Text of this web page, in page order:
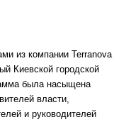
из компании Terranova
Киевской городской
была насыщена
власти,
и руководителей